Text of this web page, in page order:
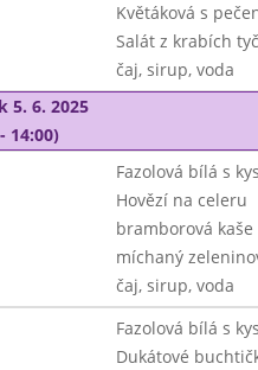
Květáková s
Salát z krabích
čaj, sirup, voda
5. 6. 2025
14:00)
Fazolová bílá s
Hovězí na celeru
bramborová kaše
míchaný
čaj, sirup, voda
Fazolová bílá s
Dukátové